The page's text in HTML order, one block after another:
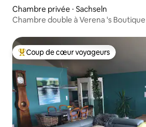
Chambre privée ⋅ Sachseln
Chambre double à Verena 's Boutique
Coups de cœur voyageurs les plus
Coup de cœur voyageurs